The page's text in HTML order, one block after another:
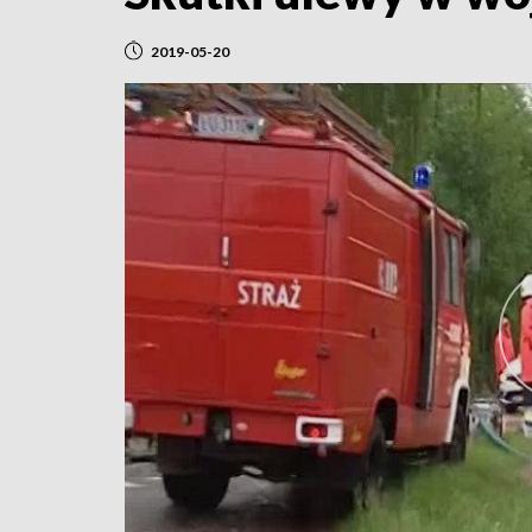
2019-05-20